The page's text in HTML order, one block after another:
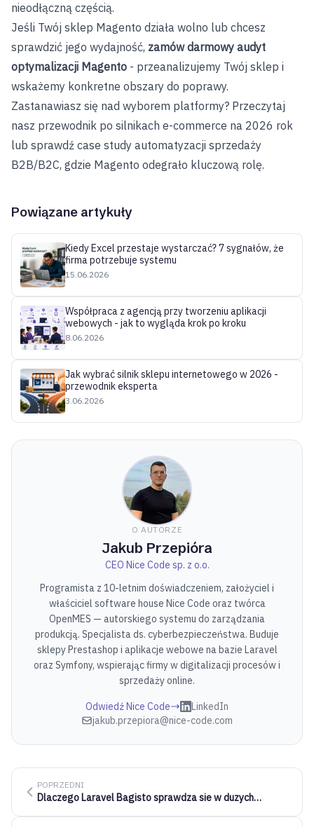
nieodłączną częścią.
Jeśli Twój sklep Magento działa wolno lub chcesz
sprawdzić jego wydajność, zamów darmowy audyt
optymalizacji Magento - przeanalizujemy Twój sklep i
wskażemy konkretne obszary do poprawy.
Zastanawiasz się nad wyborem platformy? Przeczytaj
nasz przewodnik po silnikach e-commerce na 2026 rok
lub sprawdź case study automatyzacji sprzedaży
B2B/B2C, gdzie Magento odegrało kluczową rolę.
Powiązane artykuły
Kiedy Excel przestaje wystarczać? 7 sygnałów, że
firma potrzebuje systemu
15.06.2026
Współpraca z agencją przy tworzeniu aplikacji
webowych - jak to wygląda krok po kroku
8.06.2026
Jak wybrać silnik sklepu internetowego w 2026 -
przewodnik eksperta
3.06.2026
O AUTORZE
Jakub Przepióra
CEO Nice Code sp. z o.o.
Programista z 10-letnim doświadczeniem, założyciel i
właściciel software house Nice Code oraz twórca
OpenMES — autorskiego systemu do zarządzania
produkcją. Specjalista ds. cyberbezpieczeństwa. Buduje
sklepy Prestashop i aplikacje webowe na bazie Laravel
oraz Symfony, wspierając firmy w digitalizacji procesów i
sprzedaży online.
Odwiedź Nice Code
LinkedIn
jakub.przepiora@nice-code.com
POPRZEDNI
Dlaczego Laravel Bagisto sprawdza sie w duzych